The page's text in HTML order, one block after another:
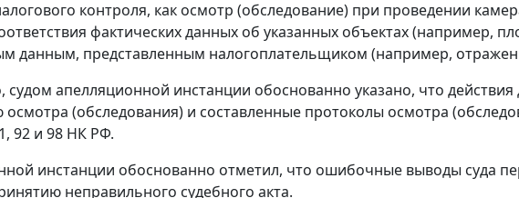
контроля, как осмотр (обследование) при проведении
фактических данных об указанных объектах (например,
данным, представленным налогоплательщиком (например,
судом апелляционной инстанции обоснованно указано, что
(обследования) и составленные протоколы осмотра
, 92 и 98 НК РФ.
инстанции обоснованно отметил, что ошибочные выводы суда
неправильного судебного акта.